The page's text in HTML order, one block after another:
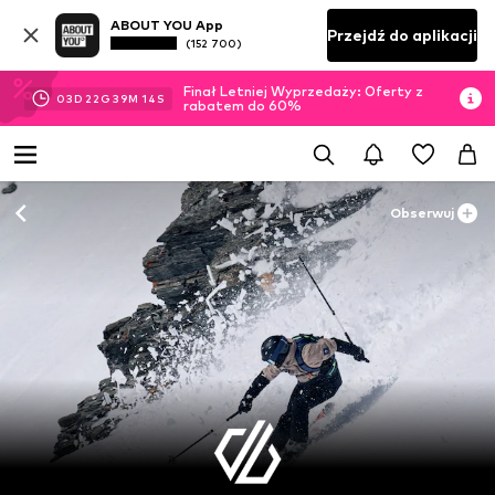
ABOUT YOU App
(152 700) Przejdź do aplikacji
03D 22 G 39M 14 S
Finał Letniej Wyprzedaży: Oferty z
rabatem do 60%
Obserwuj